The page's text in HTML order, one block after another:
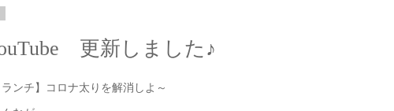
更新しました♪
ンチ】コロナ太りを解消しよ～